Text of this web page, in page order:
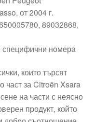
от 2004 г.
89032868,
специфични номера
които търсят
част за Citroën Xsara
на части с неясно
продукт, който